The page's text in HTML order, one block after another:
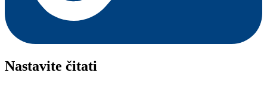
Nastavite čitati